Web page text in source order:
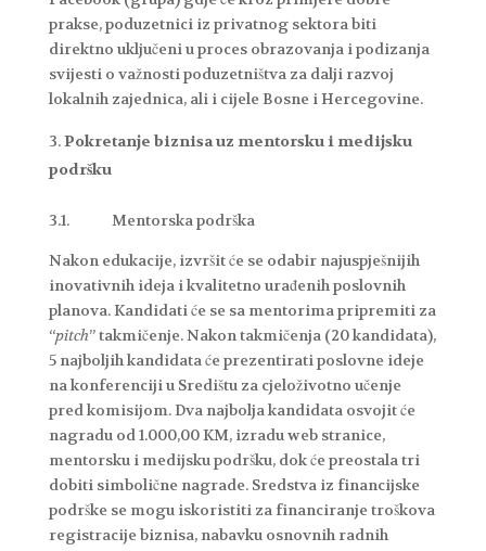
prakse, poduzetnici iz privatnog sektora biti
direktno uključeni u proces obrazovanja i podizanja
svijesti o važnosti poduzetništva za dalji razvoj
lokalnih zajednica, ali i cijele Bosne i Hercegovine.
Pokretanje biznisa uz mentorsku i medijsku
podršku
3.1. Mentorska podrška
Nakon edukacije, izvršit će se odabir najuspješnijih
inovativnih ideja i kvalitetno urađenih poslovnih
planova. Kandidati će se sa mentorima pripremiti za
“pitch” takmičenje. Nakon takmičenja (20 kandidata),
5 najboljih kandidata će prezentirati poslovne ideje
na konferenciji u Središtu za cjeloživotno učenje
pred komisijom. Dva najbolja kandidata osvojit će
nagradu od 1.000,00 KM, izradu web stranice,
mentorsku i medijsku podršku, dok će preostala tri
dobiti simbolične nagrade. Sredstva iz financijske
podrške se mogu iskoristiti za financiranje troškova
registracije biznisa, nabavku osnovnih radnih